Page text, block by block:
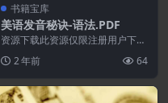
书籍宝库
美语发音秘诀-语法.PDF
资源下载此资源仅限注册用户下
保证所有资源永久更新资...
2 年前 64